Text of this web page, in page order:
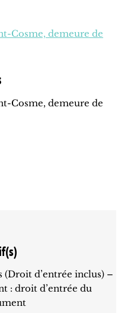
Cosme, demeure de
Cosme, demeure de
(Droit d’entrée inclus) –
: droit d’entrée du